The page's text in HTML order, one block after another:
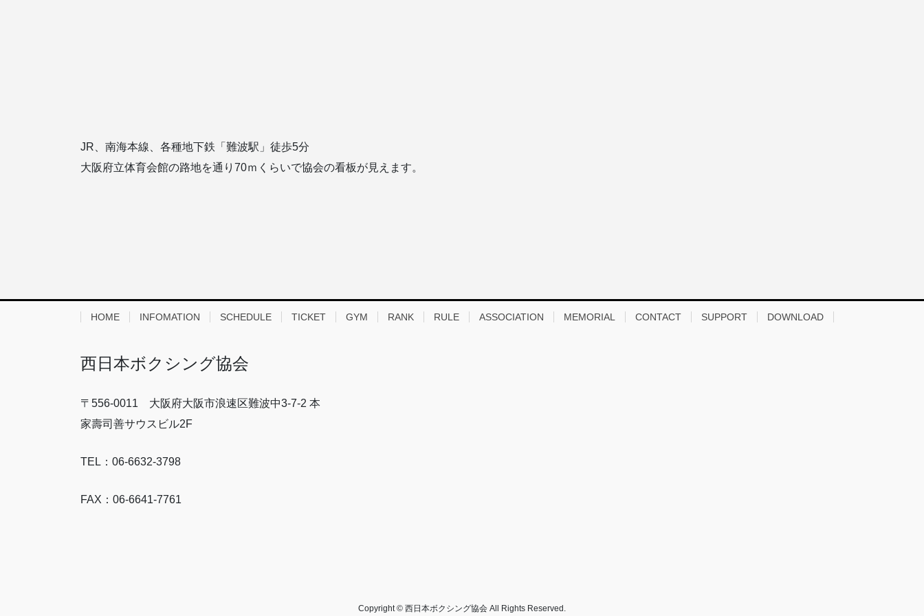
JR、南海本線、各種地下鉄「難波駅」徒歩5分
大阪府立体育会館の路地を通り70ｍくらいで協会の看板が見えます。
HOME INFOMATION SCHEDULE TICKET GYM RANK RULE ASSOCIATION MEMORIAL CONTACT SUPPORT DOWNLOAD
西日本ボクシング協会
〒556-0011 大阪府大阪市浪速区難波中3-7-2 本
家壽司善サウスビル2F
TEL：06-6632-3798
FAX：06-6641-7761
Copyright © 西日本ボクシング協会 All Rights Reserved.